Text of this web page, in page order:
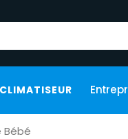
CLIMATISEUR
Bébé